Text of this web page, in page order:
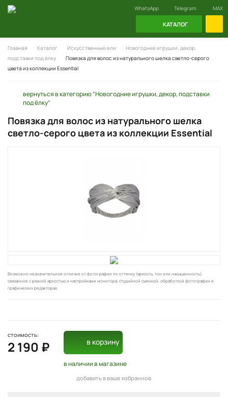
КАТАЛОГ
WhatsApp Telegram MAX
Главная Каталог Искусственные ели
Новогодние игрушки, декор,
подставки под ёлку
Повязка для волос из натурального шелка светло-серого
цвета из коллекции Essential
вернуться в категорию “Новогодние игрушки, декор, подставки
под ёлку”
Повязка для волос из натурального шелка
светло-серого цвета из коллекции Essential
Возможно незначительное отличие от фотографии по оттенку (яркость, тон или насыщенность),
связанное с разной яркостью и настройками монитора, студийной съемкой, обработкой фотографии в
графических редакторах.
стоимость:
2 190 ₽ в корзину
в наличиив магазине
добавить в ваше избранное